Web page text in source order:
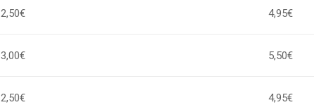
2,50€ 4,95€
3,00€ 5,50€
2,50€ 4,95€